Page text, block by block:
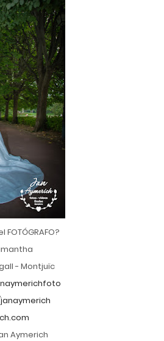
FOTÓGRAFO?
- Montjuïc
Aymerich